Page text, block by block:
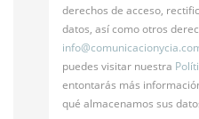
derechos de acceso,
datos, así como otros
info@
puedes visitar nuestra
entontarás más
qué almacenamos sus